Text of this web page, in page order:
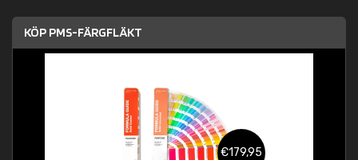
KÖP PMS-FÄRGFLÄKT
€179,95